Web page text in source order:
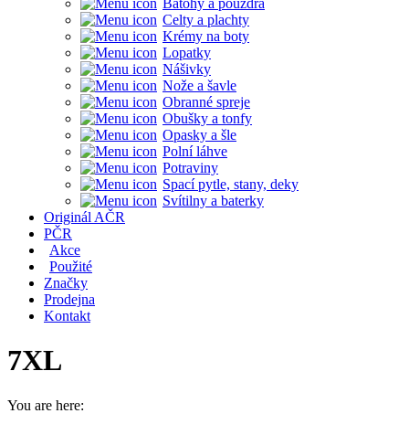
Batohy a pouzdra
Celty a plachty
Krémy na boty
Lopatky
Nášivky
Nože a šavle
Obranné spreje
Obušky a tonfy
Opasky a šle
Polní láhve
Potraviny
Spací pytle, stany, deky
Svítilny a baterky
Originál AČR
PČR
Akce
Použité
Značky
Prodejna
Kontakt
7XL
You are here: